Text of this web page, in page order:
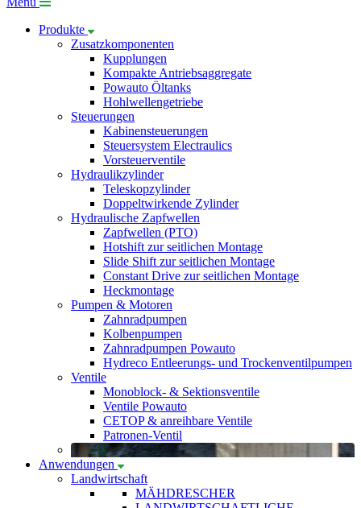
Produkte
Zusatzkomponenten
Kupplungen
Kompakte Antriebsaggregate
Powauto Öltanks
Hohlwellengetriebe
Steuerungen
Kabinensteuerungen
Steuersystem Electraulics
Vorsteuerventile
Hydraulikzylinder
Teleskopzylinder
Doppeltwirkende Zylinder
Hydraulische Zapfwellen
Zapfwellen (PTO)
Hotshift zur seitlichen Montage
Slide Shift zur seitlichen Montage
Constant Drive zur seitlichen Montage
Heckmontage
Pumpen & Motoren
Zahnradpumpen
Kolbenpumpen
Zahnradpumpen Powauto
Hydreco Entleerungs- und Trockenventilpumpen
Ventile
Monoblock- & Sektionsventile
Ventile Powauto
CETOP & anreihbare Ventile
Patronen-Ventil
Anwendungen
Landwirtschaft
MÄHDRESCHER